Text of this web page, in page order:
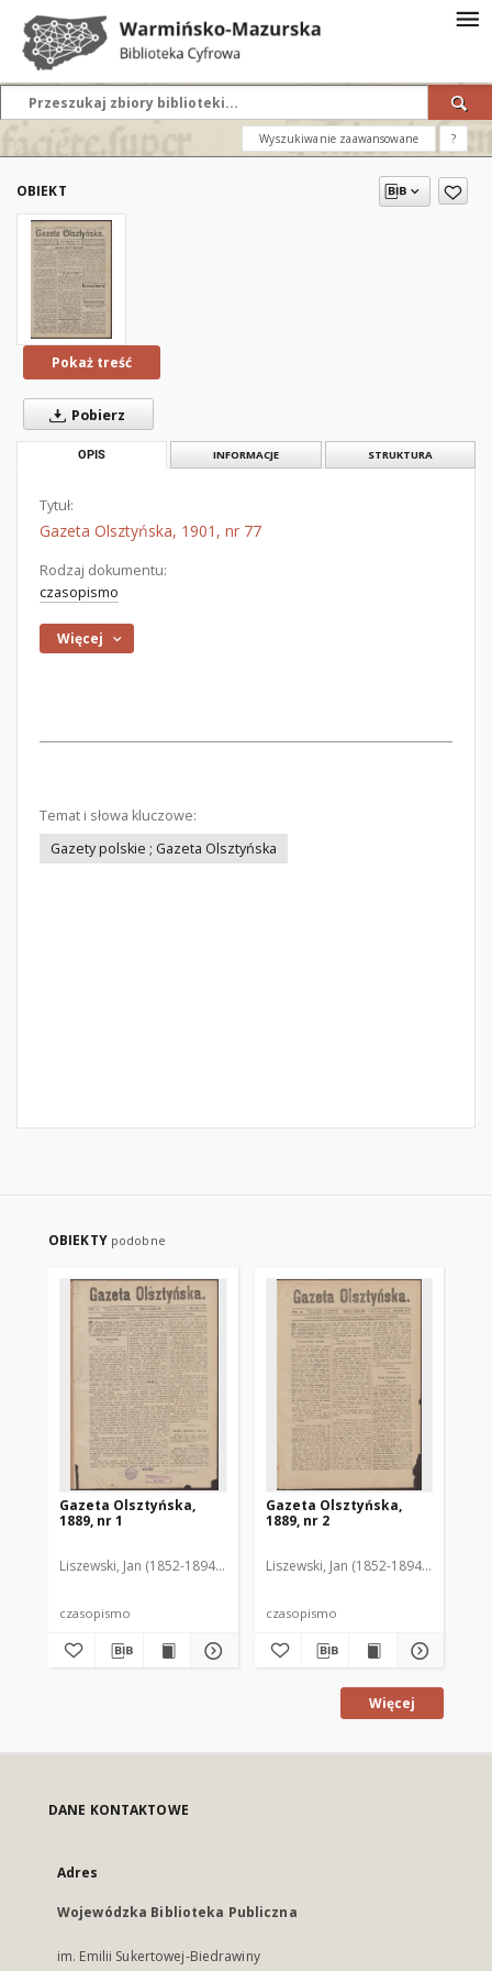
Wyszukiwanie zaawansowane ?
OBIEKT
Pokaż treść
Pobierz
OPIS INFORMACJE STRUKTURA
Tytuł:
Gazeta Olsztyńska, 1901, nr 77
Rodzaj dokumentu:
czasopismo
Więcej
Temat i słowa kluczowe:
Gazety polskie ; Gazeta Olsztyńska
OBIEKTY podobne
Gazeta Olsztyńska,
1889, nr 1
Liszewski, Jan (1852-1894). Red.
czasopismo
Gazeta Olsztyńska,
1889, nr 2
Liszewski, Jan (1852-1894). Red.
czasopismo
Więcej
DANE KONTAKTOWE
Adres
Wojewódzka Biblioteka Publiczna
im. Emilii Sukertowej-Biedrawiny